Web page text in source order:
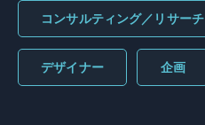
コンサルティング／リサーチ
デザイナー 企画